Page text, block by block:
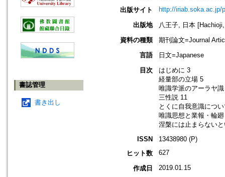
書誌管理
書き出し
出版サイト
http://iriab.soka.ac.jp/
出版地
八王子, 日本
資料の種類
期刊論文=Journal
言語
日文=Japanese
目次
はじめに 3
経量部の立場 5
唯識学派のアーラヤ
三性説 11
とくに自我意識につ
唯識思想と業報・輪
涅槃には止まらない
ISSN
13438980 (P)
ヒット数
627
作成日 2019.01.15